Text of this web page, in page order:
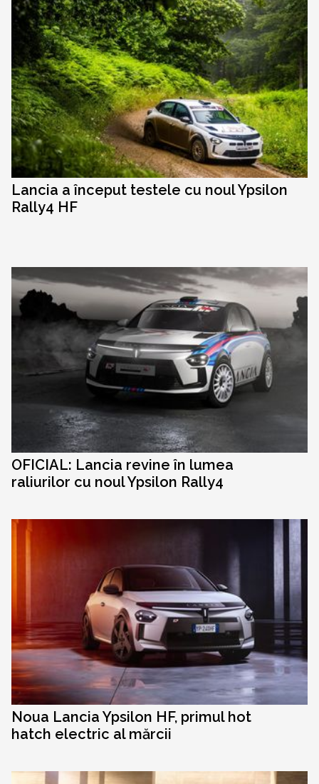
Lancia a început testele cu noul Ypsilon
Rally4 HF
OFICIAL: Lancia revine în lumea
raliurilor cu noul Ypsilon Rally4
Noua Lancia Ypsilon HF, primul hot
hatch electric al mărcii